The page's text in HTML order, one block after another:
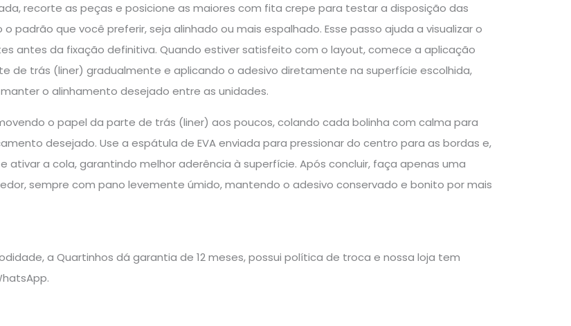
recorte as peças e posicione as maiores com fita crepe para testar a disposição das
padrão que você preferir, seja alinhado ou mais espalhado. Esse passo ajuda a visualizar o
antes da fixação definitiva. Quando estiver satisfeito com o layout, comece a aplicação
de trás (liner) gradualmente e aplicando o adesivo diretamente na superfície escolhida,
o alinhamento desejado entre as unidades.
o papel da parte de trás (liner) aos poucos, colando cada bolinha com calma para
desejado. Use a espátula de EVA enviada para pressionar do centro para as bordas e,
ativar a cola, garantindo melhor aderência à superfície. Após concluir, faça apenas uma
sempre com pano levemente úmido, mantendo o adesivo conservado e bonito por mais
a Quartinhos dá garantia de 12 meses, possui política de troca e nossa loja tem